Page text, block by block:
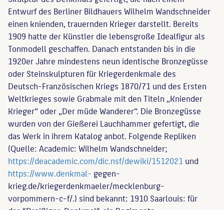
Entwurf des Berliner Bildhauers Wilhelm Wandschneider
einen knienden, trauernden Krieger darstellt. Bereits
1909 hatte der Künstler die lebensgroße Idealfigur als
Tonmodell geschaffen. Danach entstanden bis in die
1920er Jahre mindestens neun identische Bronzegüsse
oder Steinskulpturen für Kriegerdenkmale des
Deutsch-Französischen Kriegs 1870/71 und des Ersten
Weltkrieges sowie Grabmale mit den Titeln „Kniender
Krieger“ oder „Der müde Wanderer“. Die Bronzegüsse
wurden von der Gießerei Lauchhammer gefertigt, die
das Werk in ihrem Katalog anbot. Folgende Repliken
(Quelle: Academic: Wilhelm Wandschneider;
https://deacademic.com/dic.nsf/dewiki/1512021 und
https://www.denkmal- gegen-
krieg.de/kriegerdenkmaeler/mecklenburg-
vorpommern-c-f/.) sind bekannt: 1910 Saarlouis: für